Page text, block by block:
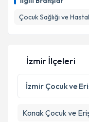
Çocuk Sağlığı ve
takvim
Kişisel
Metni 'ni
kapsamda
İzmir İlçeleri
İzmir Çocuk ve
Konak Çocuk ve